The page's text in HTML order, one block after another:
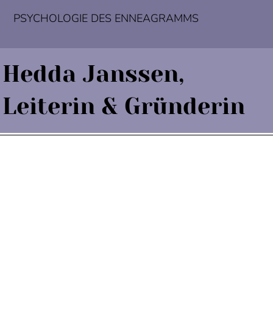
PSYCHOLOGIE DES ENNEAGRAMMS
Hedda Janssen,
Leiterin & Gründerin